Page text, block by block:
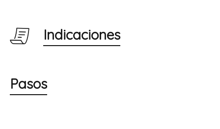
Indicaciones
Pasos